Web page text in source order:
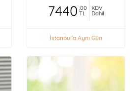
7440 ,00
TL
KDV
Dahil
İstanbul'a Aynı Gün